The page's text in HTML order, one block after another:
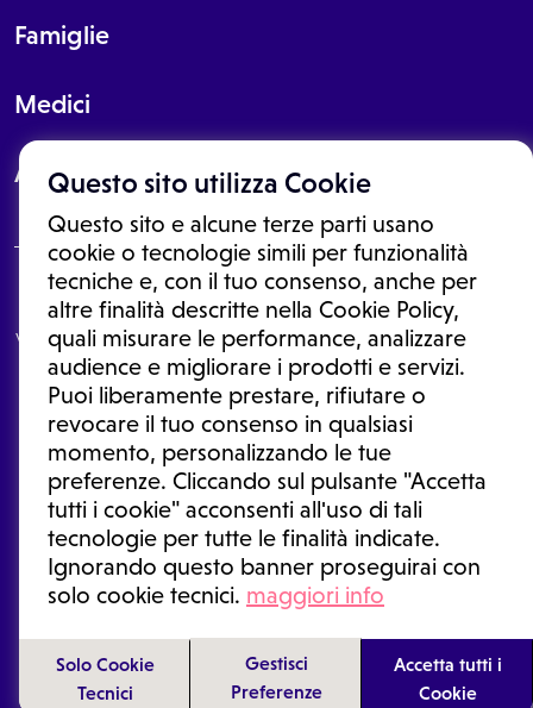
Questo sito utilizza Cookie
Questo sito e alcune terze parti usano
cookie o tecnologie simili per funzionalità
tecniche e, con il tuo consenso, anche per
altre finalità descritte nella Cookie Policy,
quali misurare le performance, analizzare
audience e migliorare i prodotti e servizi.
Puoi liberamente prestare, rifiutare o
revocare il tuo consenso in qualsiasi
momento, personalizzando le tue
preferenze. Cliccando sul pulsante "Accetta
tutti i cookie" acconsenti all'uso di tali
tecnologie per tutte le finalità indicate.
Ignorando questo banner proseguirai con
solo cookie tecnici. maggiori info
Solo Cookie
Tecnici
Gestisci
Preferenze
Accetta tutti i
Cookie
Famiglie
Medici
About
Le informazioni proposte in questo sito non sono un consulto medico.
In nessun caso, queste informazioni sostituiscono un consulto, una
visita o una diagnosi formulata dal medico. Non si devono considerare
le informazioni disponibili come suggerimenti per la formulazione di
una diagnosi, la determinazione di un trattamento o l'assunzione o
sospensione di un farmaco senza prima consultare un medico di
medicina generale o uno specialista.
Condizioni di utilizzo|Privacy Policy |Gestione cookie
Ⓒ 2026 | Tutti i diritti riservati.